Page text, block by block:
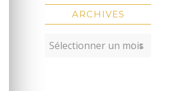
ARCHIVES